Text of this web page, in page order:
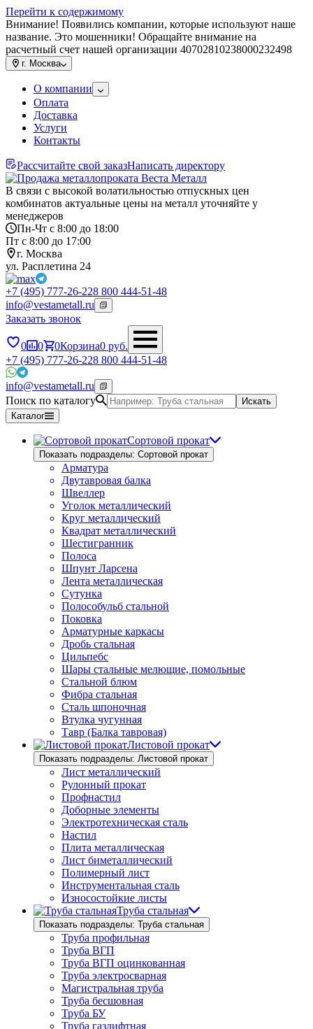
Перейти к содержимому
Внимание! Появились компании, которые используют наше
название. Это мошенники! Обращайте внимание на
расчетный счет нашей организации 40702810238000232498
г. Москва
О компании
Оплата
Доставка
Услуги
Контакты
Рассчитайте свой заказНаписать директору
В связи с высокой волатильностью отпускных цен
комбинатов актуальные цены на металл уточняйте у
менеджеров
Пн-Чт с 8:00 до 18:00
Пт с 8:00 до 17:00
г. Москва
ул. Расплетина 24
+7 (495) 777-26-228 800 444-51-48
info@vestametall.ru
Заказать звонок
0 0 0Корзина0 руб.
+7 (495) 777-26-228 800 444-51-48
info@vestametall.ru
Поиск по каталогу
Искать
Каталог
Сортовой прокат
Показать подразделы: Сортовой прокат
Арматура
Двутавровая балка
Швеллер
Уголок металлический
Круг металлический
Квадрат металлический
Шестигранник
Полоса
Шпунт Ларсена
Лента металлическая
Сутунка
Полособульб стальной
Поковка
Арматурные каркасы
Дробь стальная
Цильпебс
Шары стальные мелющие, помольные
Стальной блюм
Фибра стальная
Сталь шпоночная
Втулка чугунная
Тавр (Балка тавровая)
Листовой прокат
Показать подразделы: Листовой прокат
Лист металлический
Рулонный прокат
Профнастил
Доборные элементы
Электротехническая сталь
Настил
Плита металлическая
Лист биметаллический
Полимерный лист
Инструментальная сталь
Износостойкие листы
Труба стальная
Показать подразделы: Труба стальная
Труба профильная
Труба ВГП
Труба ВГП оцинкованная
Труба электросварная
Магистральная труба
Труба бесшовная
Труба БУ
Труба газлифтная